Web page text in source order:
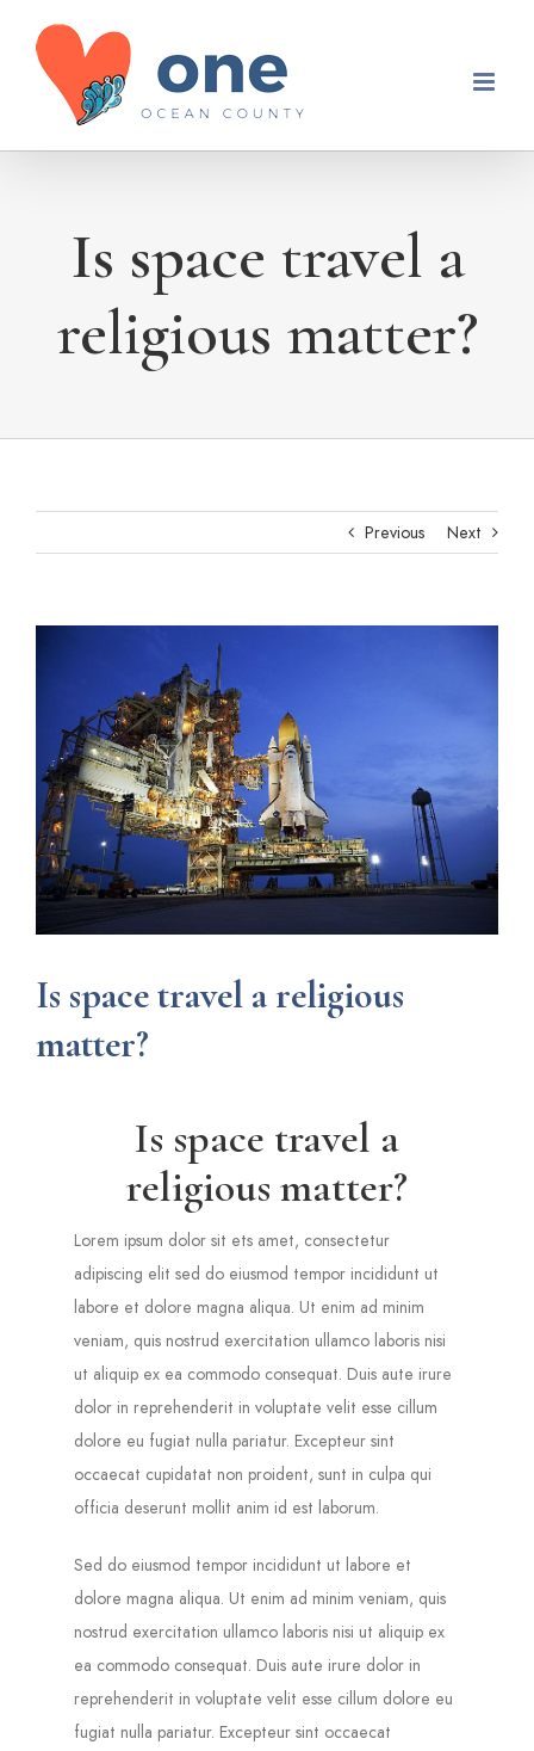
content
Is space travel a
religious matter?
Previous Next
Is space travel a religious
matter?
Is space travel a
religious matter?
Lorem ipsum dolor sit ets amet, consectetur
adipiscing elit sed do eiusmod tempor incididunt ut
labore et dolore magna aliqua. Ut enim ad minim
veniam, quis nostrud exercitation ullamco laboris nisi
ut aliquip ex ea commodo consequat. Duis aute irure
dolor in reprehenderit in voluptate velit esse cillum
dolore eu fugiat nulla pariatur. Excepteur sint
occaecat cupidatat non proident, sunt in culpa qui
officia deserunt mollit anim id est laborum.
Sed do eiusmod tempor incididunt ut labore et
dolore magna aliqua. Ut enim ad minim veniam, quis
nostrud exercitation ullamco laboris nisi ut aliquip ex
ea commodo consequat. Duis aute irure dolor in
reprehenderit in voluptate velit esse cillum dolore eu
fugiat nulla pariatur. Excepteur sint occaecat